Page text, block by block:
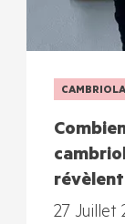
27 Juillet